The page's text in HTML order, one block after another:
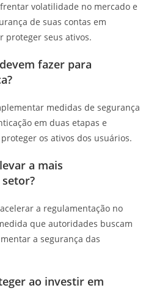
volatilidade no mercado e
de suas contas em
proteger seus ativos.
fazer para
medidas de segurança
em duas etapas e
os ativos dos usuários.
a mais
a regulamentação no
que autoridades buscam
a segurança das
ao investir em